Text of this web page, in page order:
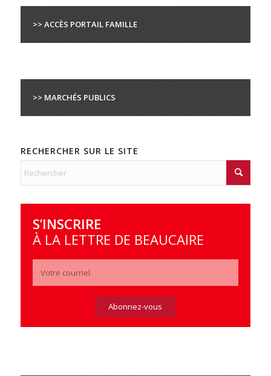
>> ACCÈS PORTAIL FAMILLE
>> MARCHÉS PUBLICS
RECHERCHER SUR LE SITE
S’INSCRIRE
À LA LETTRE DE BEAUCAIRE